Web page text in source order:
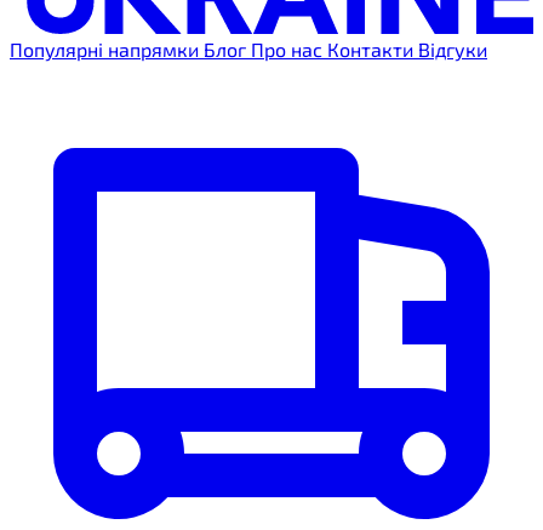
Популярні напрямки Блог Про нас Контакти Відгуки